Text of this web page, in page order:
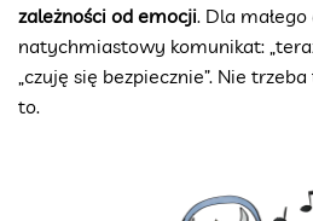
zależności od emocji. Dla
natychmiastowy komunikat: „teraz
„czuję się bezpiecznie”. Nie
to.